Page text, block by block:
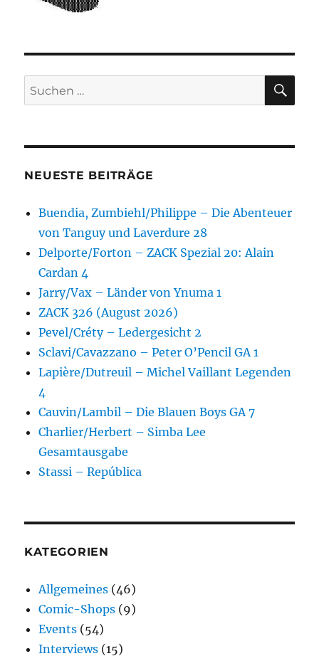
Suchen
nach:
NEUESTE BEITRÄGE
Buendia, Zumbiehl/Philippe – Die Abenteuer
von Tanguy und Laverdure 28
Delporte/Forton – ZACK Spezial 20: Alain
Cardan 4
Jarry/Vax – Länder von Ynuma 1
ZACK 326 (August 2026)
Pevel/Créty – Ledergesicht 2
Sclavi/Cavazzano – Peter O’Pencil GA 1
Lapière/Dutreuil – Michel Vaillant Legenden
4
Cauvin/Lambil – Die Blauen Boys GA 7
Charlier/Herbert – Simba Lee
Gesamtausgabe
Stassi – República
KATEGORIEN
Allgemeines (46)
Comic-Shops (9)
Events (54)
Interviews (15)